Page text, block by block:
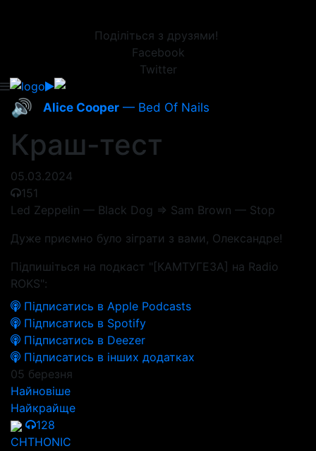
Поділіться з друзями!
Facebook
Twitter
🔊 Alice Cooper — Bed Of Nails
Краш-тест
05.03.2024
151
Led Zeppelin — Black Dog => Sam Brown — Stop
Дуже приємно було зіграти з вами, Олександре!
Підпишіться на подкаст "[КАМТУГЕЗА] на Radio
ROKS":
Підписатись в Apple Podcasts
Підписатись в Spotify
Підписатись в Deezer
Підписатись в інших додатках
05 березня
Найновіше
Найкрайще
128
CHTHONIC